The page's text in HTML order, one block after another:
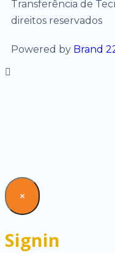
Transferência de
direitos reservados
Powered by Brand
×
Signin